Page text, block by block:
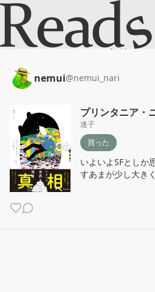
プリンタニア・ニ
31日
ホーム
nemui 投稿
nemui@nemui_nari
プリンタニア・
迷子
買った
いよいよSFとしか
すあまが少し大き